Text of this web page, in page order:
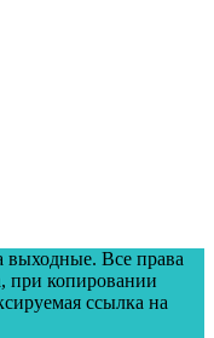
выходные. Все права
при копировании
ссылка на